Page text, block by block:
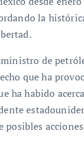
la
de
que ha
ha habido